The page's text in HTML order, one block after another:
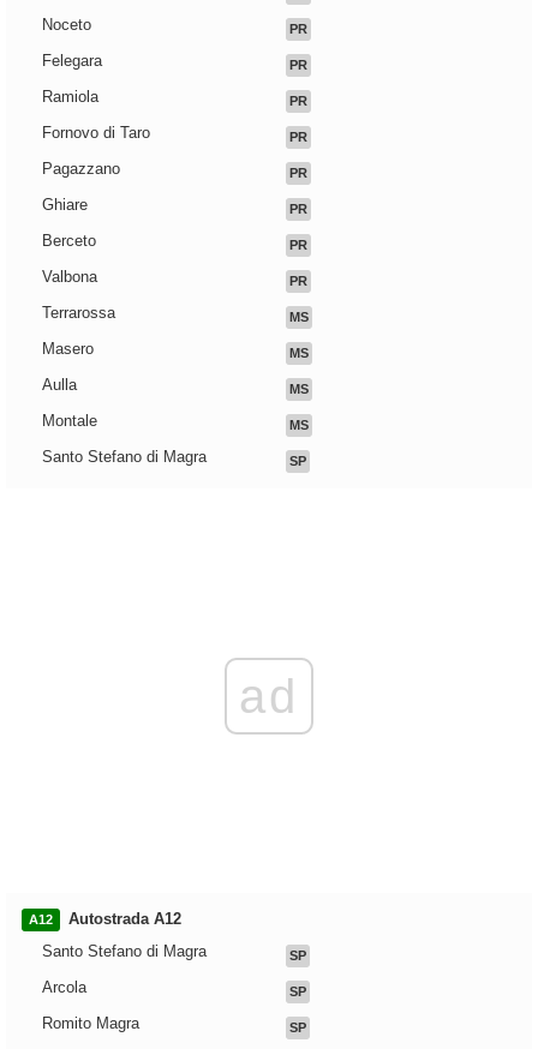
Noceto PR
Felegara PR
Ramiola PR
Fornovo di Taro PR
Pagazzano PR
Ghiare PR
Berceto PR
Valbona PR
Terrarossa MS
Masero MS
Aulla MS
Montale MS
Santo Stefano di Magra SP
ad
A12
Autostrada A12
Santo Stefano di Magra
SP
Arcola SP
Romito Magra SP